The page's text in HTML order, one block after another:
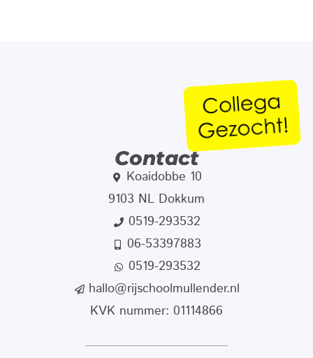
Contact
Koaidobbe 10
9103 NL Dokkum
0519-293532
06-53397883
0519-293532
hallo@rijschoolmullender.nl
KVK nummer: 01114866